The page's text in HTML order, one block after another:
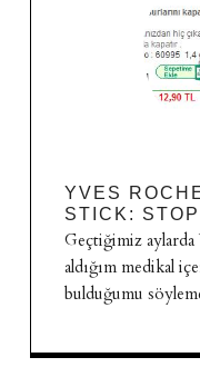
YVES
STICK:
Geçtiğimiz aylarda
aldığım medikal
bulduğumu